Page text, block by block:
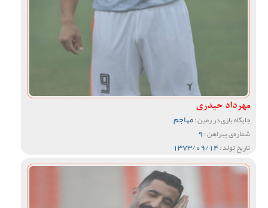
مهرداد حیدری
جایگاه بازی در زمین :مهاجم
شماره‌ی پیراهن :9
تاریخ تولد :1373/09/14